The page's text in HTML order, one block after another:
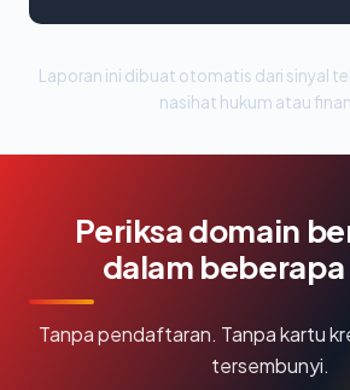
Laporan ini dibuat otomatis dari sinyal
nasihat hukum atau
Periksa domain
dalam
Tanpa pendaftaran. Tanpa kartu
tersembunyi.